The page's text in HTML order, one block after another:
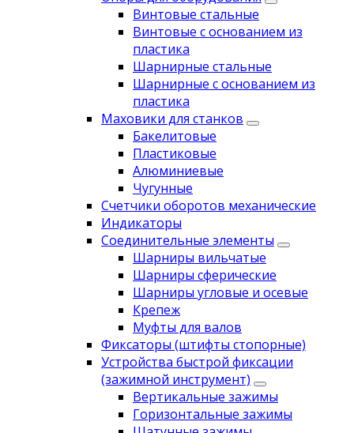
Винтовые стальные
Винтовые с основанием из
пластика
Шарнирные стальные
Шарнирные с основанием из
пластика
Маховики для станков
Бакелитовые
Пластиковые
Алюминиевые
Чугунные
Счетчики оборотов механические
Индикаторы
Соединительные элементы
Шарниры вильчатые
Шарниры сферические
Шарниры угловые и осевые
Крепеж
Муфты для валов
Фиксаторы (штифты стопорные)
Устройства быстрой фиксации
(зажимной инструмент)
Вертикальные зажимы
Горизонтальные зажимы